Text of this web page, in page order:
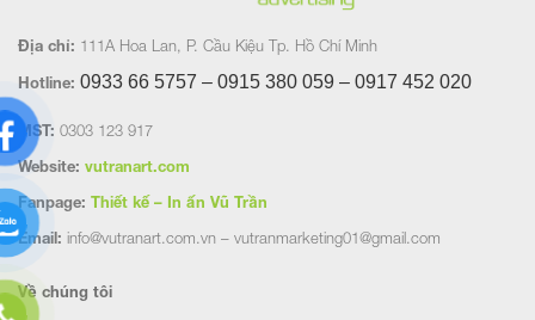
Địa chỉ: 111A Hoa Lan, P. Cầu Kiệu Tp. Hồ Chí Minh
Hotline: 0933 66 5757 – 0915 380 059 – 0917 452 020
MST: 0303 123 917
Website: vutranart.com
Fanpage: Thiết kế – In ấn Vũ Trần
Email: info@vutranart.com.vn – vutranmarketing01@gmail.com
Về chúng tôi